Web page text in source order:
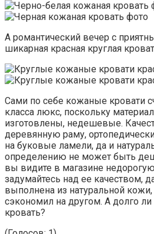
А романтический вечер с
шикарная красная круглая
Сами по себе кожаные кровати
класса люкс, поскольку
изготовлены, недешевые.
деревянную раму,
на буковые ламели, да и
определению не может быть
вы видите в магазине
задумайтесь над ее качеством,
выполнена из натуральной кожи,
сэкономил на другом. А долго ли
кровать?